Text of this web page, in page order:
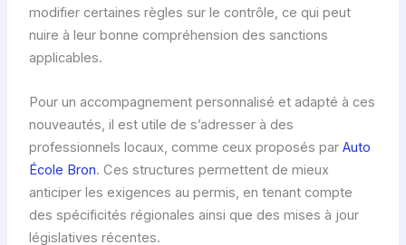
modifier certaines règles sur le contrôle, ce qui peut
nuire à leur bonne compréhension des sanctions
applicables.
Pour un accompagnement personnalisé et adapté à ces
nouveautés, il est utile de s’adresser à des
professionnels locaux, comme ceux proposés par Auto
École Bron. Ces structures permettent de mieux
anticiper les exigences au permis, en tenant compte
des spécificités régionales ainsi que des mises à jour
législatives récentes.